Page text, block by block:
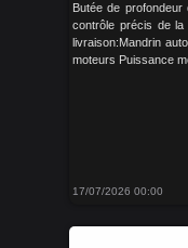
Butée de
contrôle précis de la
livraison:Mandrin
moteurs Puissance
17/07/2026 00:00